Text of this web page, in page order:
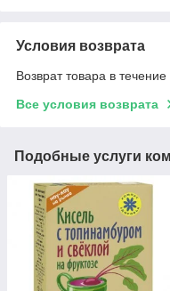
Условия возврата
Возврат товара в
Все условия возврата
Подобные услуги